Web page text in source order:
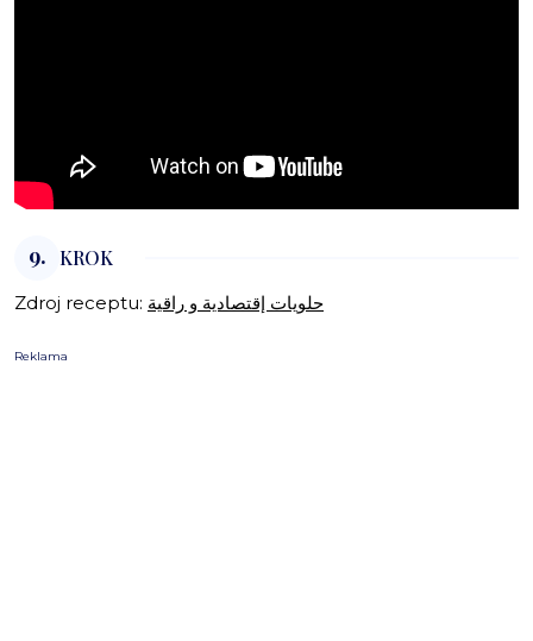
9. KROK
Zdroj receptu: حلويات إقتصادية و راقية
Reklama